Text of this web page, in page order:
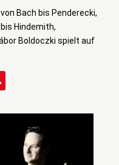
Bach bis Penderecki,
Hindemith,
Boldoczki spielt auf